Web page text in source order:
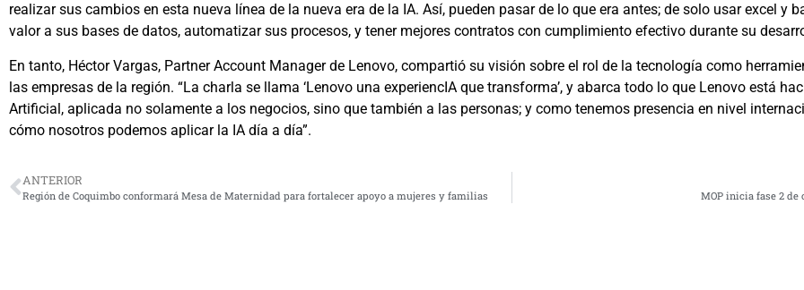
realizar sus cambios en esta nueva línea de la nueva era de la IA. Así, pueden pasar de lo que era antes; de solo usar excel y
valor a sus bases de datos, automatizar sus procesos, y tener mejores contratos con cumplimiento efectivo durante su
En tanto, Héctor Vargas, Partner Account Manager de Lenovo, compartió su visión sobre el rol de la tecnología como
las empresas de la región. “La charla se llama ‘Lenovo una experiencIA que transforma’, y abarca todo lo que Lenovo está
Artificial, aplicada no solamente a los negocios, sino que también a las personas; y como tenemos presencia en nivel
cómo nosotros podemos aplicar la IA día a día”.
ANTERIOR
Región de Coquimbo conformará Mesa de Maternidad para fortalecer apoyo a mujeres y familias MOP inicia fase 2 de